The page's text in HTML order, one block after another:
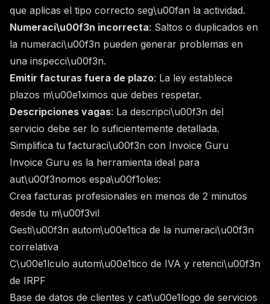
que aplicas el tipo correcto seg\u00fan la actividad.
Numeraci\u00f3n incorrecta: Saltos o duplicados en
la numeraci\u00f3n pueden generar problemas en
una inspecci\u00f3n.
Emitir facturas fuera de plazo: La ley establece
plazos m\u00e1ximos que debes respetar.
Descripciones vagas: La descripci\u00f3n del
servicio debe ser lo suficientemente detallada.
Simplifica tu facturaci\u00f3n con Invoice Guru
Invoice Guru es la herramienta ideal para
aut\u00f3nomos espa\u00f1oles:
Crea facturas profesionales en menos de 2 minutos
desde tu m\u00f3vil
Gesti\u00f3n autom\u00e1tica de la numeraci\u00f3n
correlativa
C\u00e1lculo autom\u00e1tico de IVA y retenci\u00f3n
de IRPF
Base de datos de clientes y cat\u00e1logo de servicios